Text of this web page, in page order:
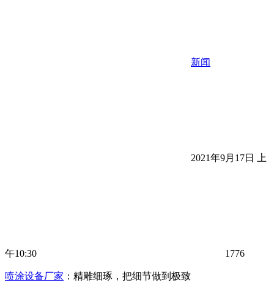
新闻
2021年9月17日 上
午10:30 1776
喷涂设备厂家 ：精雕细琢，把细节做到极致